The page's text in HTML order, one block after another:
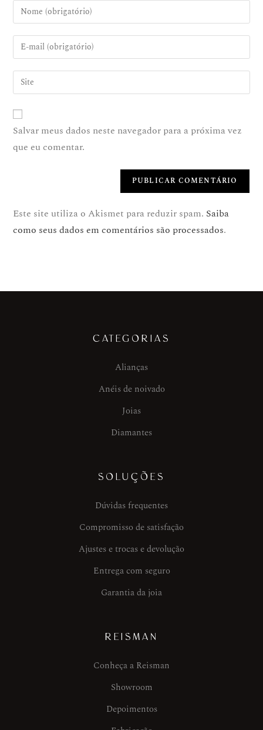
Salvar meus dados neste navegador para a próxima vez
que eu comentar.
Este site utiliza o Akismet para reduzir spam. Saiba
como seus dados em comentários são processados.
CATEGORIAS
Alianças
Anéis de noivado
Joias
Diamantes
SOLUÇÕES
Dúvidas frequentes
Compromisso de satisfação
Ajustes e trocas e devolução
Entrega com seguro
Garantia da joia
REISMAN
Conheça a Reisman
Showroom
Depoimentos